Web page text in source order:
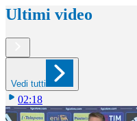
Ultimi video
Vedi tutti
02:18